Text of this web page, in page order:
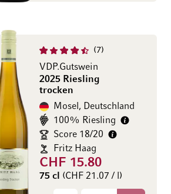
7
VDP.Gutswein
2025 Riesling
trocken
Mosel, Deutschland
100% Riesling
Score 18/20
Fritz Haag
CHF 15.80
75 cl (CHF 21.07 / l)